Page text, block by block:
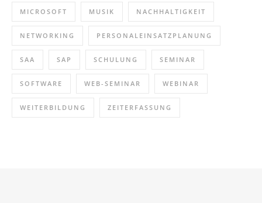
MICROSOFT MUSIK NACHHALTIGKEIT
NETWORKING PERSONALEINSATZPLANUNG
SAA SAP SCHULUNG SEMINAR
SOFTWARE WEB-SEMINAR WEBINAR
WEITERBILDUNG ZEITERFASSUNG